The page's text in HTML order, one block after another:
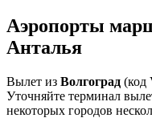
Аэропорты
Анталья
Вылет из Волгоград (код
Уточняйте терминал
некоторых городов